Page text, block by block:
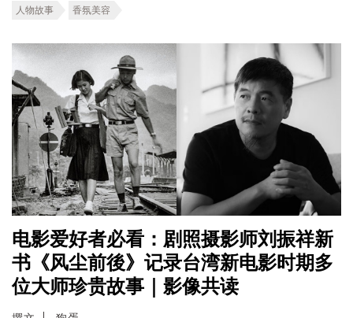
人物故事 香氛美容
电影爱好者必看：剧照摄影师刘振祥新
书《风尘前後》记录台湾新电影时期多
位大师珍贵故事｜影像共读